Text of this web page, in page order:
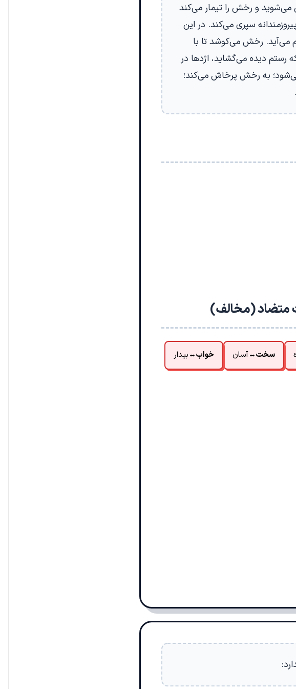
و رخش را تیمار می‌کند
سپری می‌کند. در این
می‌آید. رخش می‌کوشد تا با
رستم دیده می‌گشاید، اژدها در
به رخش پرخاش می‌کند؛
متضاد (مخالف)
سخت↔آسان خواب↔بیدار